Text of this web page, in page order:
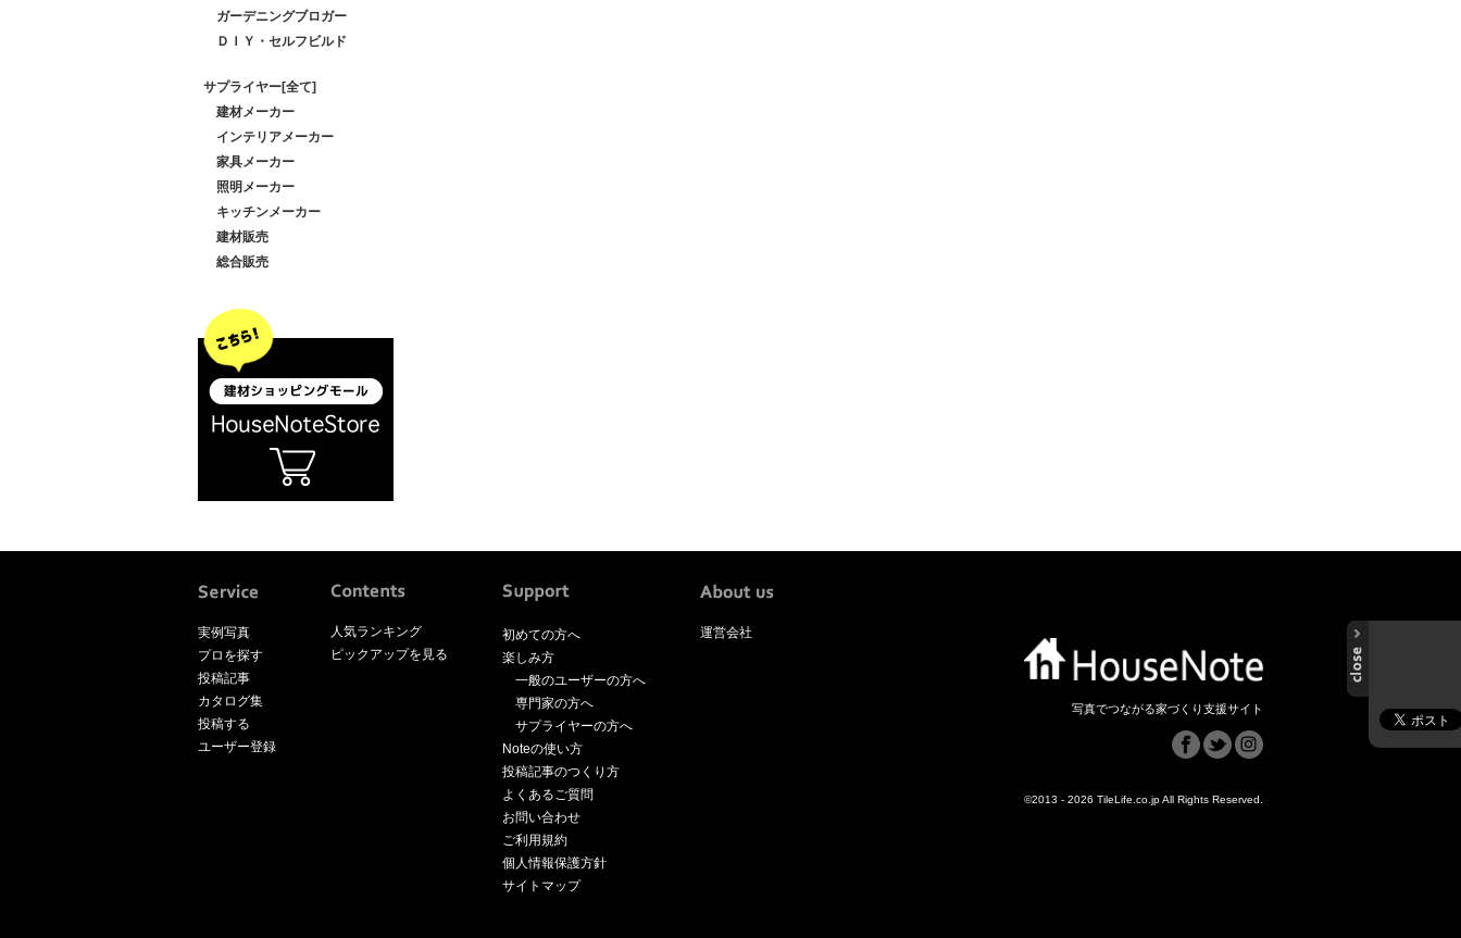
ガーデニングブロガー
ＤＩＹ・セルフビルド
サプライヤー[全て]
建材メーカー
インテリアメーカー
家具メーカー
照明メーカー
キッチンメーカー
建材販売
総合販売
実例写真
プロを探す
投稿記事
カタログ集
投稿する
ユーザー登録
人気ランキング
ピックアップを見る
初めての方へ
楽しみ方
一般のユーザーの方へ
専門家の方へ
サプライヤーの方へ
Noteの使い方
投稿記事のつくり方
よくあるご質問
お問い合わせ
ご利用規約
個人情報保護方針
サイトマップ
運営会社
写真でつながる家づくり支援サイト
©2013 - 2026 TileLife.co.jp All Rights Reserved.